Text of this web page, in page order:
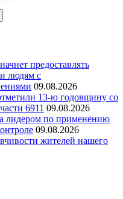
предоставлять
людям с
09.08.2026
13-ю годовщину со
6911 09.08.2026
лидером по применению
09.08.2026
жителей нашего